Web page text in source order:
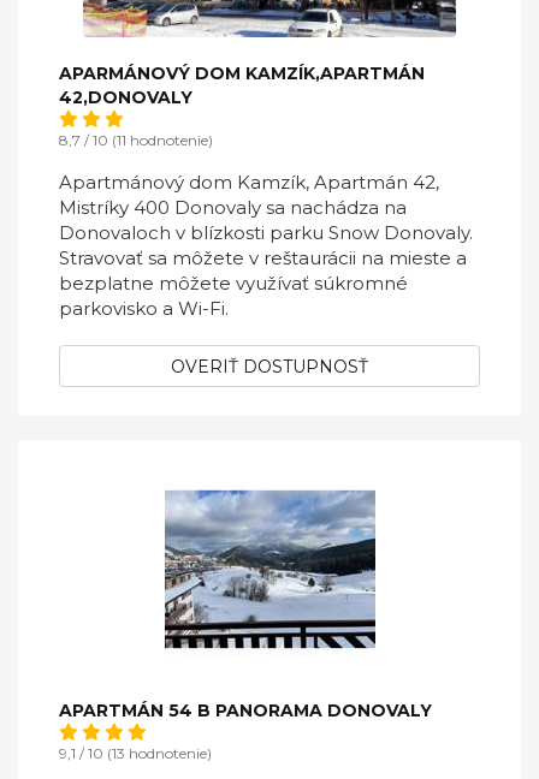
APARMÁNOVÝ DOM KAMZÍK,APARTMÁN
42,DONOVALY
8,7 / 10 (11 hodnotenie)
Apartmánový dom Kamzík, Apartmán 42,
Mistríky 400 Donovaly sa nachádza na
Donovaloch v blízkosti parku Snow Donovaly.
Stravovať sa môžete v reštaurácii na mieste a
bezplatne môžete využívať súkromné
parkovisko a Wi-Fi.
OVERIŤ DOSTUPNOSŤ
APARTMÁN 54 B PANORAMA DONOVALY
9,1 / 10 (13 hodnotenie)